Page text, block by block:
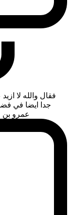
فقال والله لا
جدا ايضا في
عمرو بن